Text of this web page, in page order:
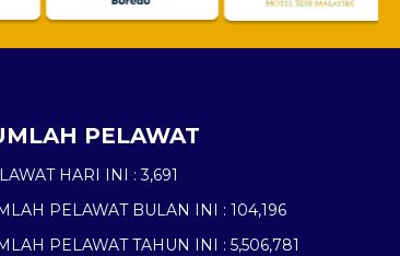
PELAWAT
HARI INI : 3,691
PELAWAT BULAN INI : 104,196
PELAWAT TAHUN INI : 5,506,781